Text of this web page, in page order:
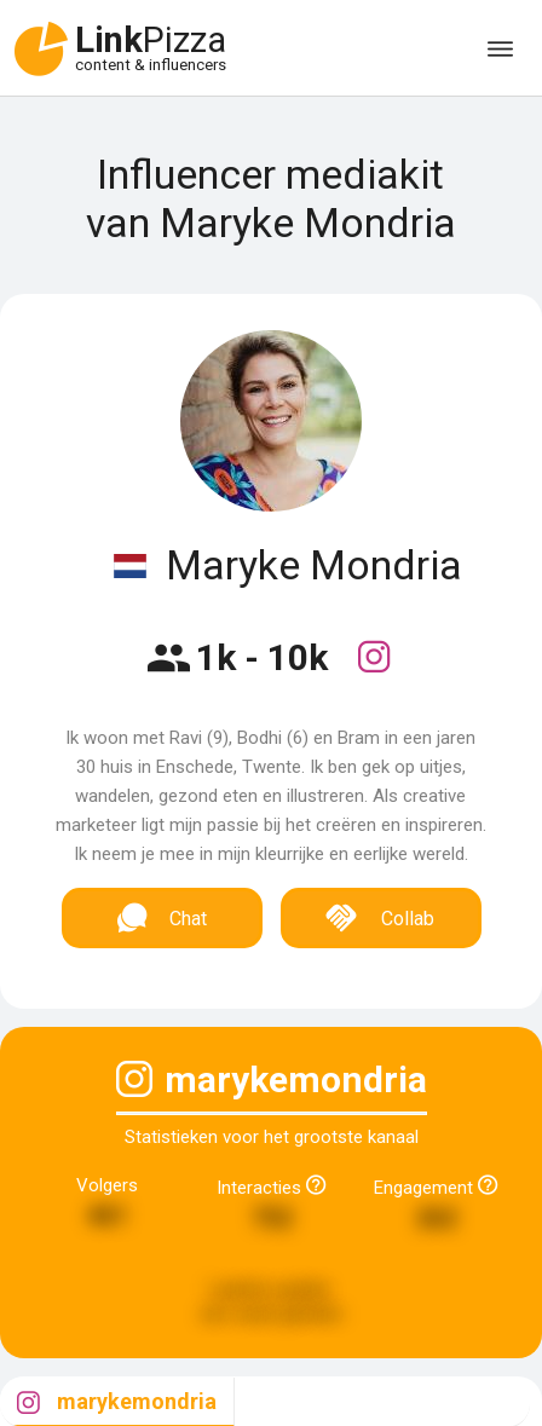
LinkPizza
content & influencers
Influencer mediakit
van Maryke Mondria
Maryke Mondria
1k - 10k
Ik woon met Ravi (9), Bodhi (6) en Bram in een jaren
30 huis in Enschede, Twente. Ik ben gek op uitjes,
wandelen, gezond eten en illustreren. Als creative
marketeer ligt mijn passie bij het creëren en inspireren.
Ik neem je mee in mijn kleurrijke en eerlijke wereld.
Chat Collab
marykemondria
Statistieken voor het grootste kanaal
Volgers
461
Interacties Engagement
262
marykemondria